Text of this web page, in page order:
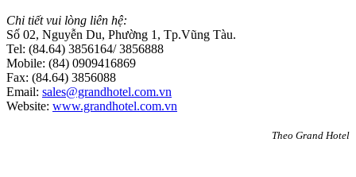
Chi tiết vui lòng liên hệ:
Số 02, Nguyễn Du, Phường 1, Tp.Vũng Tàu.
Tel: (84.64) 3856164/ 3856888
Mobile: (84) 0909416869
Fax: (84.64) 3856088
Email: sales@grandhotel.com.vn
Website: www.grandhotel.com.vn
Theo Grand Hotel